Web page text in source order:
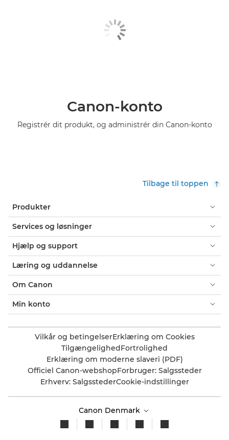
Canon-konto
Registrér dit produkt, og administrér din Canon-konto
Tilbage til toppen
Produkter
Services og løsninger
Hjælp og support
Læring og uddannelse
Om Canon
Min konto
Vilkår og betingelserErklæring om Cookies
TilgængelighedFortrolighed
Erklæring om moderne slaveri (PDF)
Officiel Canon-webshopForbruger: Salgssteder
Erhverv: SalgsstederCookie-indstillinger
Canon Denmark